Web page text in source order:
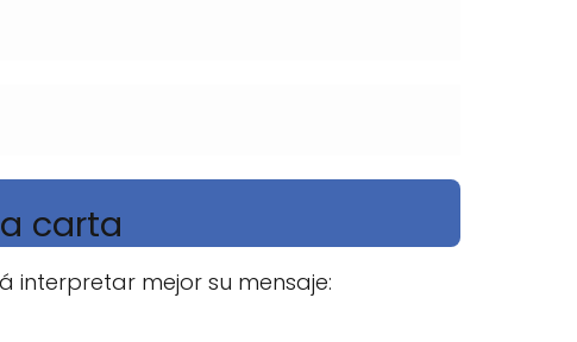
carta
interpretar mejor su mensaje: